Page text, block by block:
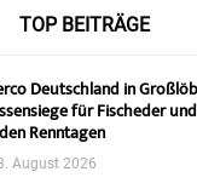
TOP BEITRÄGE
Deutschland in
für Fischeder
Renntagen
August 2026